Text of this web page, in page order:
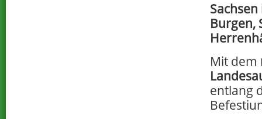
Burgen,
Mit dem
entlang